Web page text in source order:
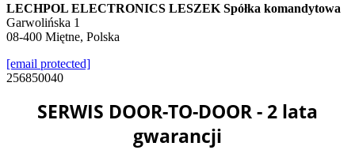
LECHPOL ELECTRONICS LESZEK Spółka komandytowa
Garwolińska 1
08-400 Miętne, Polska
[email protected]
256850040
SERWIS DOOR-TO-DOOR - 2 lata
gwarancji